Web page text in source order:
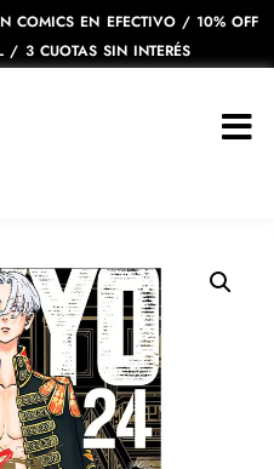
COMICS EN EFECTIVO / 10% OFF
/ 3 CUOTAS SIN INTERÉS